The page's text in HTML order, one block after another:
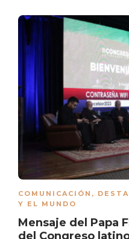
COMUNICACIÓN ,
Y EL MUNDO
Mensaje del Papa
del Congreso